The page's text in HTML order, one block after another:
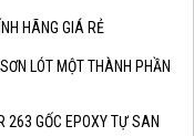
HÃNG GIÁ RẺ
LÓT MỘT THÀNH PHẦN
263 GỐC EPOXY TỰ SAN